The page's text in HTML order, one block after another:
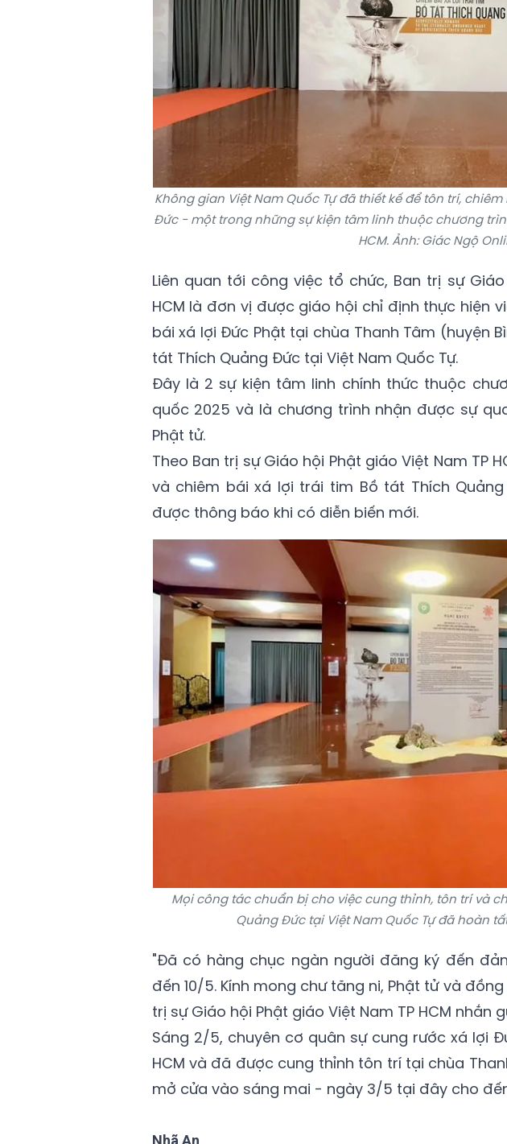
Không gian Việt Nam Quốc Tự đã thiết kế để tôn trí,
Đức - một trong những sự kiện tâm linh thuộc chương
HCM. Ảnh: Giác Ngộ
Liên quan tới công việc tổ chức, Ban trị sự
HCM là đơn vị được giáo hội chỉ định thực hiện
bái xá lợi Đức Phật tại chùa Thanh Tâm (huyện
tát Thích Quảng Đức tại Việt Nam Quốc Tự.
Đây là 2 sự kiện tâm linh chính thức thuộc
quốc 2025 và là chương trình nhận được sự
Phật tử.
Theo Ban trị sự Giáo hội Phật giáo Việt Nam TP
và chiêm bái xá lợi trái tim Bồ tát Thích
được thông báo khi có diễn biến mới.
Mọi công tác chuẩn bị cho việc cung thỉnh, tôn trí và
Quảng Đức tại Việt Nam Quốc Tự đã hoàn
"Đã có hàng chục ngàn người đăng ký đến
đến 10/5. Kính mong chư tăng ni, Phật tử và
trị sự Giáo hội Phật giáo Việt Nam TP HCM nhắn
Sáng 2/5, chuyên cơ quân sự cung rước xá lợi
HCM và đã được cung thỉnh tôn trí tại chùa
mở cửa vào sáng mai - ngày 3/5 tại đây cho
Nhã An